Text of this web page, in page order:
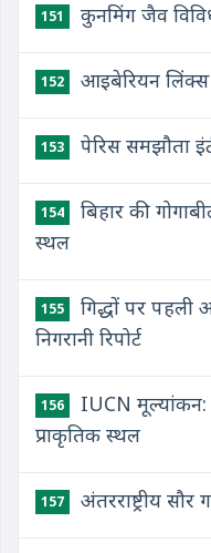
151 कुनमिंग जैव
152 आइबेरियन लिंक्स
153 पेरिस समझौता
154
बिहार की
स्थल
155
गिद्धों पर
निगरानी रिपोर्ट
156
IUCN मूल्यांकन:
प्राकृतिक स्थल
157 अंतरराष्ट्रीय